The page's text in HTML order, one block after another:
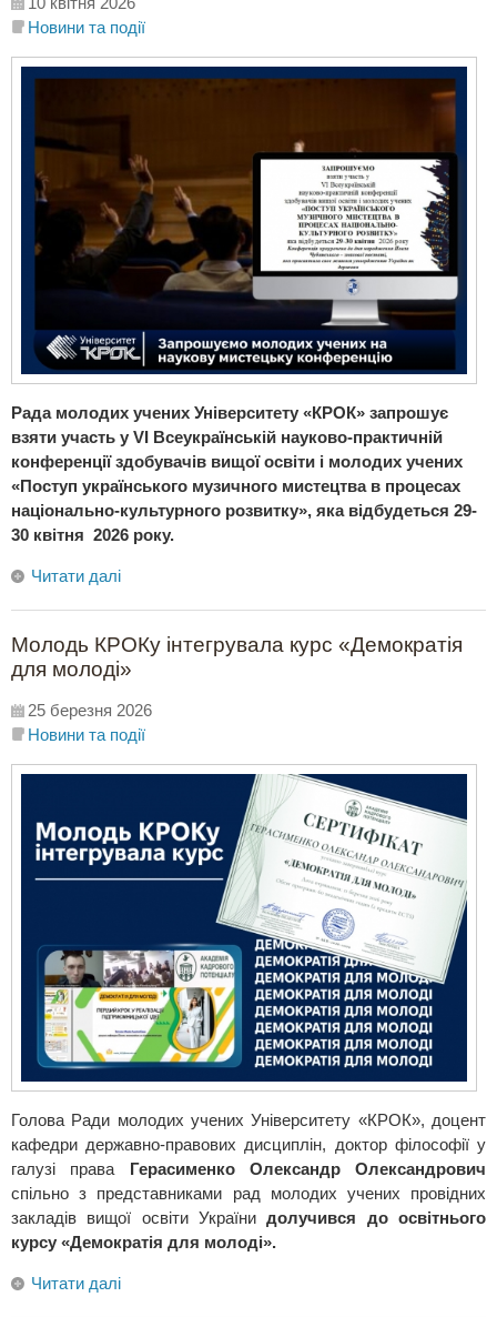
Новини та події
Рада молодих учених Університету «КРОК» запрошує
взяти участь у VІ Всеукраїнській науково-практичній
конференціїздобувачів вищої освіти і молодих учених
«Поступ українського музичного мистецтва в процесах
національно-культурного розвитку», яка відбудеться 29-
30 квітня 2026 року.
Читати далі
Молодь КРОКу інтегрувала курс «Демократія
для молоді»
25 березня 2026
Новини та події
Голова Ради молодих учених Університету «КРОК», доцент
кафедри державно-правових дисциплін, доктор філософії у
галузі праваГерасименко Олександр Олександрович
спільно з представниками рад молодих учених провідних
закладів вищої освіти Українидолучився
до освітнього
курсу «Демократія для молоді».
Читати далі